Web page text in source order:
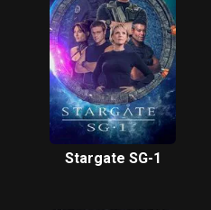
Stargate SG-1